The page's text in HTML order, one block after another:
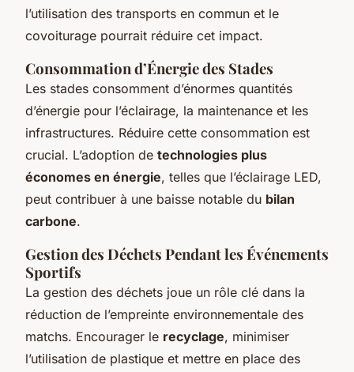
l’utilisation des transports en commun et le
covoiturage pourrait réduire cet impact.
Consommation d’Énergie des Stades
Les stades consomment d’énormes quantités
d’énergie pour l’éclairage, la maintenance et les
infrastructures. Réduire cette consommation est
crucial. L’adoption de technologies plus
économes en énergie, telles que l’éclairage LED,
peut contribuer à une baisse notable du bilan
carbone.
Gestion des Déchets Pendant les Événements
Sportifs
La gestion des déchets joue un rôle clé dans la
réduction de l’empreinte environnementale des
matchs. Encourager le recyclage, minimiser
l’utilisation de plastique et mettre en place des